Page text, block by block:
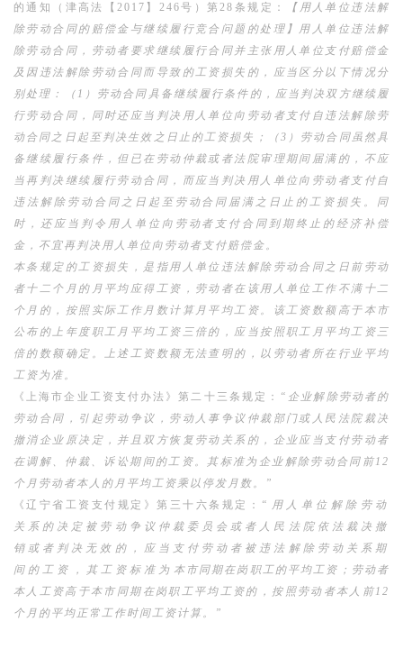
的通知（津高法【2017】246号）第28条规定：
【用人单位违法解
除劳动合同的赔偿金与继续履行竞合问题的处理】用人单位违法解
除劳动合同，劳动者要求继续履行合同并主张用人单位支付赔偿金
及因违法解除劳动合同而导致的工资损失的，应当区分以下情况分
别处理：（1）劳动合同具备继续履行条件的，应当判决双方继续履
行劳动合同，同时还应当判决用人单位向劳动者支付自违法解除劳
动合同之日起至判决生效之日止的工资损失；（3）劳动合同虽然具
备继续履行条件，但已在劳动仲裁或者法院审理期间届满的，不应
当再判决继续履行劳动合同，而应当判决用人单位向劳动者支付自
违法解除劳动合同之日起至劳动合同届满之日止的工资损失。同
时，还应当判令用人单位向劳动者支付合同到期终止的经济补偿
金，不宜再判决用人单位向劳动者支付赔偿金。
本条规定的工资损失，是指用人单位违法解除劳动合同之日前劳动
者十二个月的月平均应得工资，劳动者在该用人单位工作不满十二
个月的，按照实际工作月数计算月平均工资。该工资数额高于本市
公布的上年度职工月平均工资三倍的，应当按照职工月平均工资三
倍的数额确定。上述工资数额无法查明的，以劳动者所在行业平均
工资为准。
《上海市企业工资支付办法》第二十三条规定：
“企业解除劳动者的
劳动合同，引起劳动争议，劳动人事争议仲裁部门或人民法院裁决
撤消企业原决定，并且双方恢复劳动关系的，企业应当支付劳动者
在调解、仲裁、诉讼期间的工资。其标准为企业解除劳动合同前12
个月劳动者本人的月平均工资乘以停发月数。”
《辽宁省工资支付规定》第三十六条规定：
“用人单位解除劳动
关系的决定被劳动争议仲裁委员会或者人民法院依法裁决撤
销或者判决无效的，应当支付劳动者被违法解除劳动关系期
间的工资，其工资标准为本市同期在岗职工的平均工资；劳动者
本人工资高于本市同期在岗职工平均工资的，按照劳动者本人前12
个月的平均正常工作时间工资计算。”